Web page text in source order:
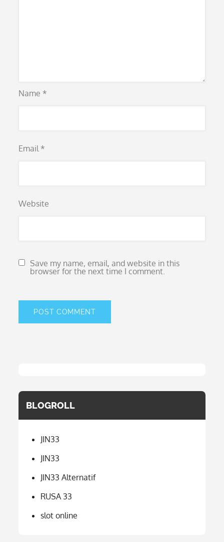
Name *
Email *
Website
Save my name, email, and website in this
browser for the next time I comment.
BLOGROLL
JIN33
JIN33
JIN33 Alternatif
RUSA 33
slot online